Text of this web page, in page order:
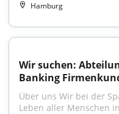
Hamburg
Wir suchen:
Banking
Über uns Wir bei der
Leben aller Menschen